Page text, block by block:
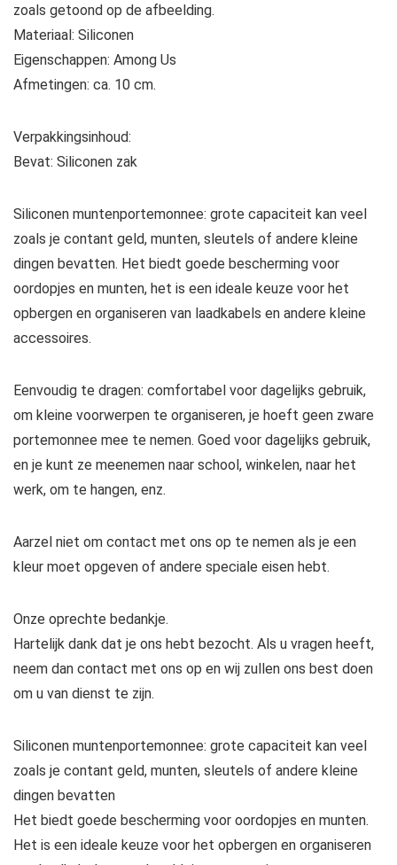
zoals getoond op de afbeelding.
Materiaal: Siliconen
Eigenschappen: Among Us
Afmetingen: ca. 10 cm.
Verpakkingsinhoud:
Bevat: Siliconen zak
Siliconen muntenportemonnee: grote capaciteit kan veel
zoals je contant geld, munten, sleutels of andere kleine
dingen bevatten. Het biedt goede bescherming voor
oordopjes en munten, het is een ideale keuze voor het
opbergen en organiseren van laadkabels en andere kleine
accessoires.
Eenvoudig te dragen: comfortabel voor dagelijks gebruik,
om kleine voorwerpen te organiseren, je hoeft geen zware
portemonnee mee te nemen. Goed voor dagelijks gebruik,
en je kunt ze meenemen naar school, winkelen, naar het
werk, om te hangen, enz.
Aarzel niet om contact met ons op te nemen als je een
kleur moet opgeven of andere speciale eisen hebt.
Onze oprechte bedankje.
Hartelijk dank dat je ons hebt bezocht. Als u vragen heeft,
neem dan contact met ons op en wij zullen ons best doen
om u van dienst te zijn.
Siliconen muntenportemonnee: grote capaciteit kan veel
zoals je contant geld, munten, sleutels of andere kleine
dingen bevatten
Het biedt goede bescherming voor oordopjes en munten.
Het is een ideale keuze voor het opbergen en organiseren